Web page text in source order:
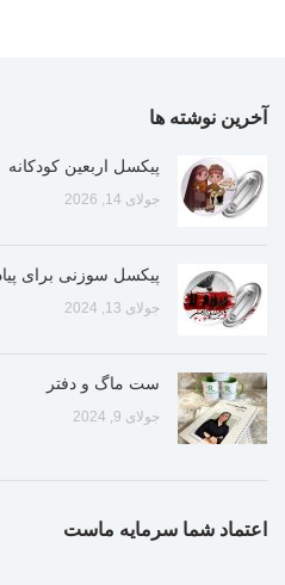
آخرین نوشته ها
پیکسل اربعین کودکانه
جولای 14, 2026
پیکسل سوزنی برای
جولای 13, 2024
ست ماگ و دفتر
جولای 9, 2024
اعتماد شما سرمایه ماست